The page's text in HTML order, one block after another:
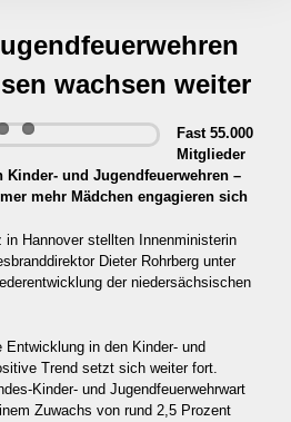
wachsen weiter
Fast 55.000
Mitglieder
Kinder- und Jugendfeuerwehren –
mehr Mädchen engagieren sich
in Hannover stellten Innenministerin
Dieter Rohrberg unter
der niedersächsischen
in den Kinder- und
Trend setzt sich weiter fort.
Kinder- und Jugendfeuerwehrwart
Zuwachs von rund 2,5 Prozent